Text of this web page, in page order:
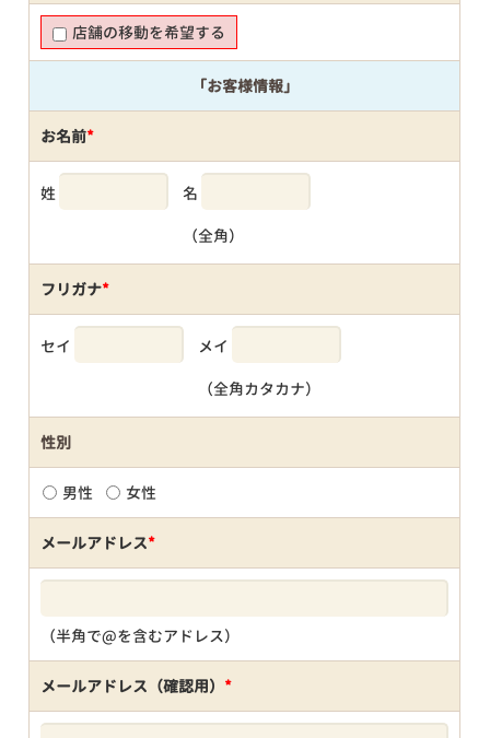
店舗の移動を希望する
「お客様情報」
お名前*
姓 名
（全角）
フリガナ*
セイ メイ
（全角カタカナ）
性別
男性 女性
メールアドレス*
（半角で@を含むアドレス）
メールアドレス（確認用） *